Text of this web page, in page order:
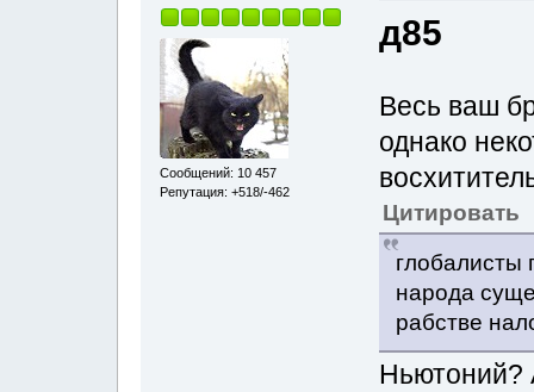
Сообщений: 10 457
Репутация: +518/-462
д85
Весь ваш
однако
Цитировать
глобалисты
народа
рабстве
Ньютоний?